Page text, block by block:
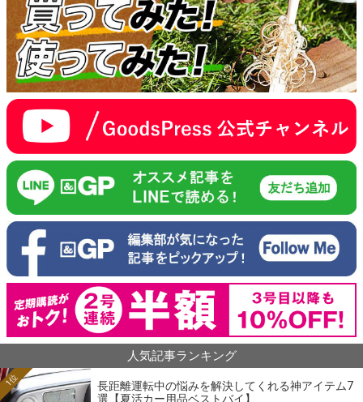
人気記事ランキング
長距離運転中の悩みを解決してくれる神アイテム7
選【夏活カー用品ベストバイ】
1位